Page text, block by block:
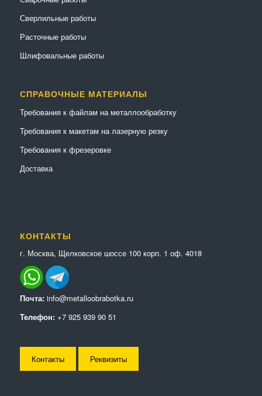
Сверлильные работы
Расточные работы
Шлифовальные работы
СПРАВОЧНЫЕ МАТЕРИАЛЫ
Требования к файлам на металлообработку
Требования к макетам на лазерную резку
Требования к фрезеровке
Доставка
КОНТАКТЫ
г. Москва, Щелковское шоссе 100 корп. 1 оф. 4018
Почта: info@metalloobrabotka.ru
Телефон: +7 925 939 90 51
Контакты Реквизиты